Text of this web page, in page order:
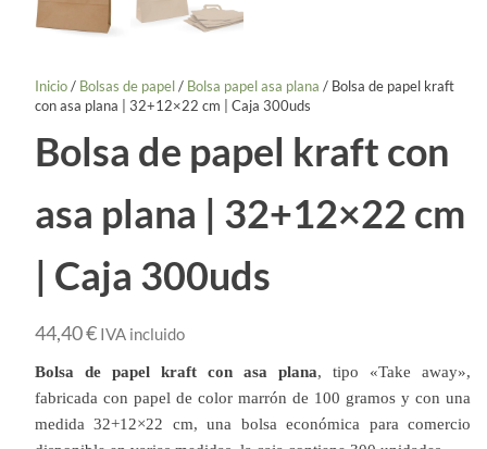
Inicio/ Bolsas de papel/ Bolsa papel asa plana / Bolsa de papel kraft
con asa plana | 32+12×22 cm | Caja 300uds
Bolsa de papel kraft con
asa plana | 32+12×22 cm
| Caja 300uds
44,40€ IVA incluido
Bolsa de papel kraft con asa plana, tipo «Take away»,
fabricada con papel de color marrón de 100 gramos y con una
medida 32+12×22 cm, una bolsa económica para comercio